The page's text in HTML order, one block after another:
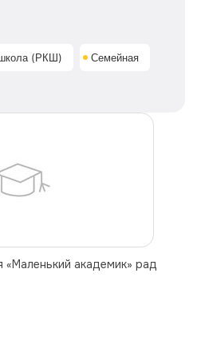
школа (РКШ) Семейная
«Маленький академик» рад